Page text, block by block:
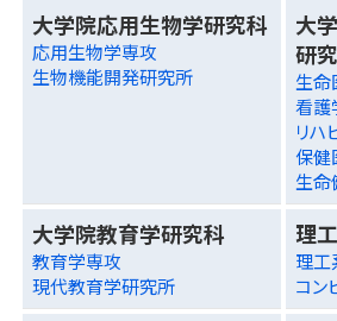
大学院応用生物学研究科
応用生物学専攻
生物機能開発研究所
大
研
生命
看護
リハ
保健
生命
大学院教育学研究科
教育学専攻
現代教育学研究所
理
理工
コン